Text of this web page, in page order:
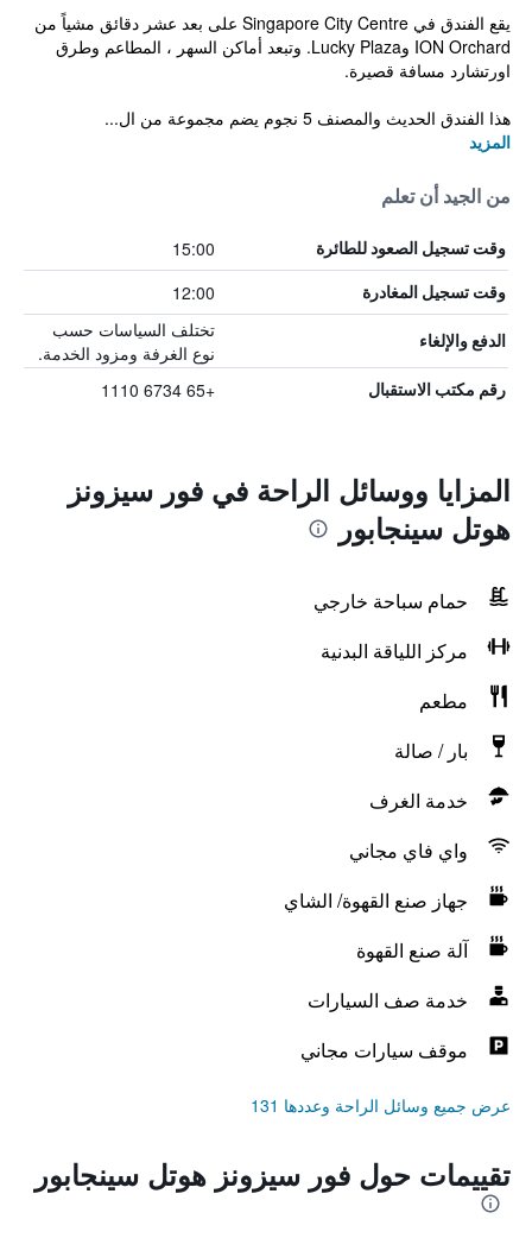
يقع الفندق في Singapore City Centre على بعد عشر دقائق مشياً من
ION Orchard وLucky Plaza. وتبعد أماكن السهر ، المطاعم وطرق
اورتشارد مسافة قصيرة.
هذا الفندق الحديث والمصنف 5 نجوم يضم مجموعة من ال...
المزيد
من الجيد أن تعلم
وقت تسجيل الصعود للطائرة 15:00
وقت تسجيل المغادرة 12:00
الدفع والإلغاء
تختلف السياسات حسب
نوع الغرفة ومزود الخدمة.
رقم مكتب الاستقبال +65 6734 1110
المزايا ووسائل الراحة في فور سيزونز
هوتل سينجابور
حمام سباحة خارجي
مركز اللياقة البدنية
مطعم
بار / صالة
خدمة الغرف
واي فاي مجاني
جهاز صنع القهوة/ الشاي
آلة صنع القهوة
خدمة صف السيارات
موقف سيارات مجاني
عرض جميع وسائل الراحة وعددها 131
تقييمات حول فور سيزونز هوتل سينجابور